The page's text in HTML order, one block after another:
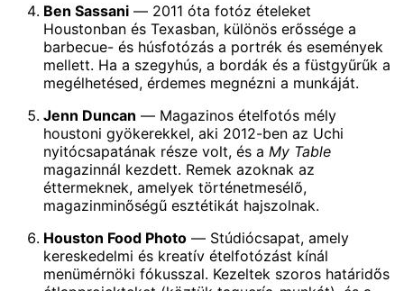
Ben Sassani — 2011 óta fotóz ételeket
Houstonban és Texasban, különös erőssége a
barbecue- és húsfotózás a portrék és események
mellett. Ha a szegyhús, a bordák és a füstgyűrűk a
megélhetésed, érdemes megnézni a munkáját.
Jenn Duncan — Magazinos ételfotós mély
houstoni gyökerekkel, aki 2012-ben az Uchi
nyitócsapatának része volt, és a My Table
magazinnál kezdett. Remek azoknak az
éttermeknek, amelyek történetmesélő,
magazinminőségű esztétikát hajszolnak.
Houston Food Photo — Stúdiócsapat, amely
kereskedelmi és kreatív ételfotózást kínál
menümérnöki fókusszal. Kezeltek szoros határidős